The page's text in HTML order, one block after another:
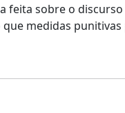
feita sobre o
medidas